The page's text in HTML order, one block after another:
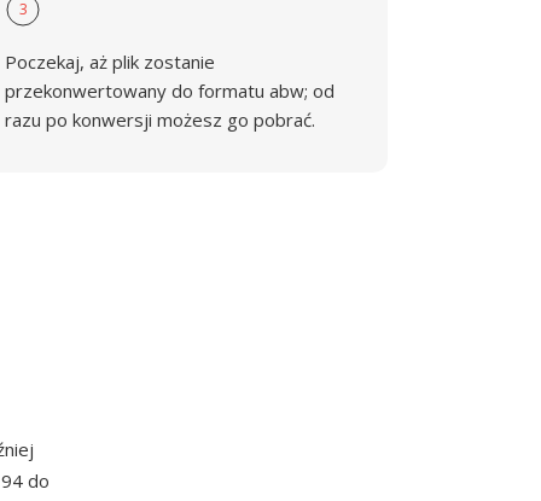
3
Poczekaj, aż plik zostanie
przekonwertowany do formatu abw; od
razu po konwersji możesz go pobrać.
do